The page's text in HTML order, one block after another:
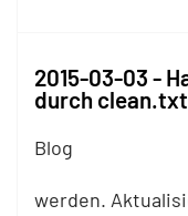
2015-03-03 -
durch clean.txt
Blog
werden.